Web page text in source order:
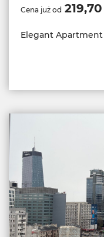
Cena już od 219,70
Elegant